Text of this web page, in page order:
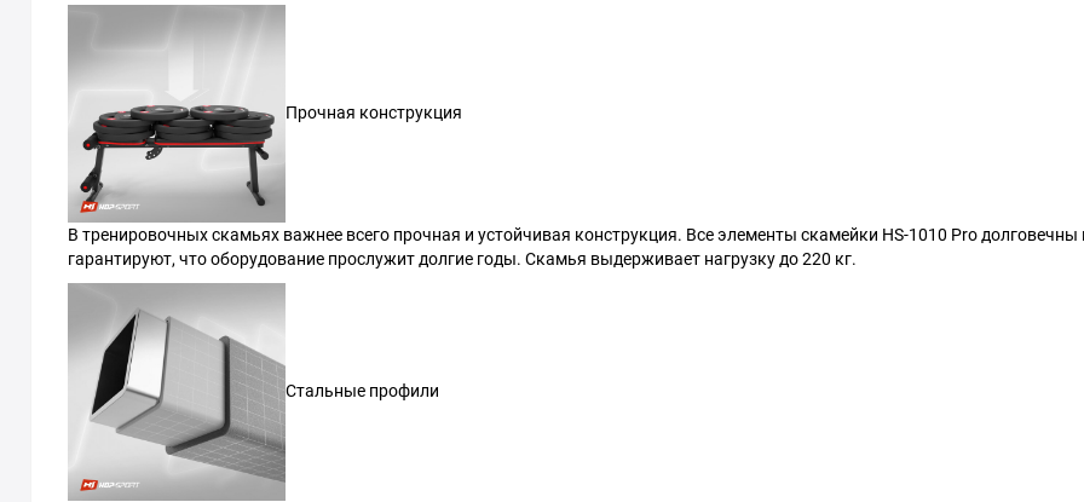
Прочная конструкция
В тренировочных скамьях важнее всего прочная и устойчивая конструкция. Все элементы скамейки HS-1010 Pro долговечны
гарантируют, что оборудование прослужит долгие годы. Скамья выдерживает нагрузку до 220 кг.
Стальные профили